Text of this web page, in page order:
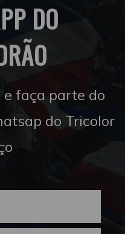
DO
e faça parte do
do Tricolor